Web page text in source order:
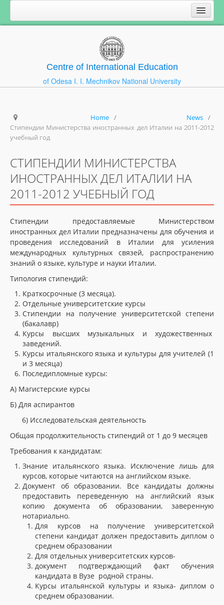
Centre of International Education
of Odesa I. I. Mechnikov National University
Home / News /
Стипендии Министерства иностранных дел Италии на 2011-2012
учебный год
СТИПЕНДИИ МИНИСТЕРСТВА
ИНОСТРАННЫХ ДЕЛ ИТАЛИИ НА
2011-2012 УЧЕБНЫЙ ГОД
Стипендии предоставляемые Министерством
иностранных дел Италии предназначены для обучения и
проведения исследований в Италии для усиления
международных культурных связей, распространению
знаний о языке, культуре и науки Италии.
Типология стипендий:
Краткосрочные (3 месяца).
Отдельные университетские курсы
Стипендии на получение университетской степени
(бакалавр)
Курсы высших музыкальных и художественных
заведений.
Курсы итальянского языка и культуры для учителей (1
и 3 месяца)
Последипломные курсы:
А) Магистерские курсы
Б) Для аспирантов
6) Исследовательская деятельность
Общая продолжительность стипендий от 1 до 9 месяцев
Требования к кандидатам:
Знание итальянского языка. Исключение лишь для
курсов, которые читаются на английском языке.
Документ об образовании. Все кандидаты должны
предоставить переведенную на английский язык
копию документа об образовании, заверенную
нотариально.
Для курсов на получение университетской
степени кандидат должен предоставить диплом о
среднем образовании
Для отдельных университетских курсов-
документ подтверждающий факт обучения
кандидата в Вузе родной страны.
Курсы итальянской культуры и языка- диплом о
среднем образовании.